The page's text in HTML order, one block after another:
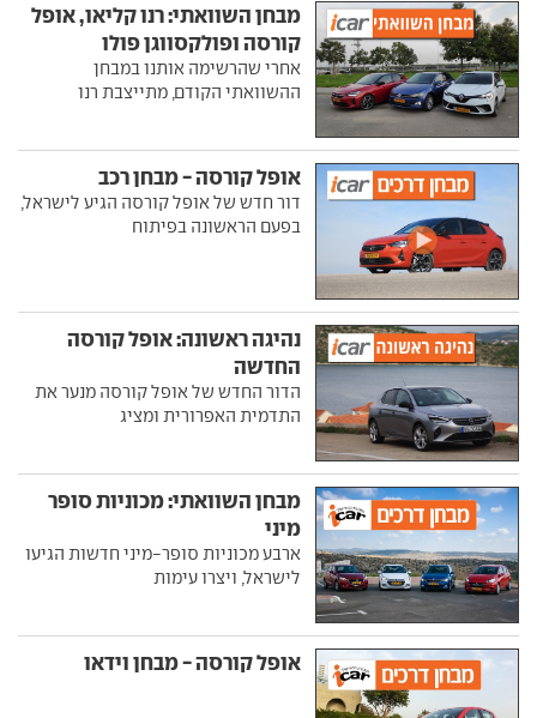
מבחן השוואתי: רנו קליאו, אופל
קורסה ופולקסווגן פולו
אחרי שהרשימה אותנו במבחן
ההשוואתי הקודם, מתייצבת רנו
אופל קורסה - מבחן רכב
דור חדש של אופל קורסה הגיע לישראל,
בפעם הראשונה בפיתוח
נהיגה ראשונה: אופל קורסה
החדשה
הדור החדש של אופל קורסה מנער את
התדמית האפרורית ומציג
מבחן השוואתי: מכוניות סופר
מיני
ארבע מכוניות סופר-מיני חדשות הגיעו
לישראל, ויצרו עימות
אופל קורסה - מבחן וידאו